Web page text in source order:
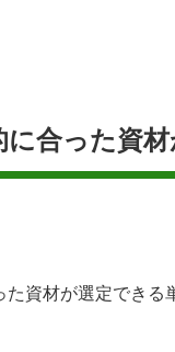
に合った資
た資材が選定できる